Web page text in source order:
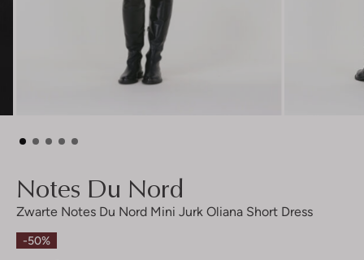
Notes Du Nord
Zwarte Notes Du Nord Mini Jurk Oliana Short Dress
-50%